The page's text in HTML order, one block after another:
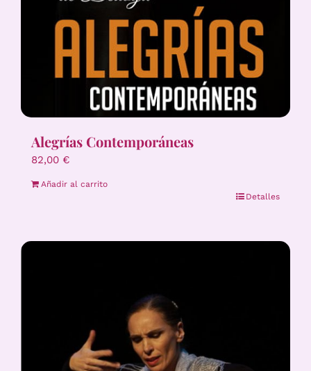
Alegrías Contemporáneas
82,00 €
Añadir al carrito
Detalles